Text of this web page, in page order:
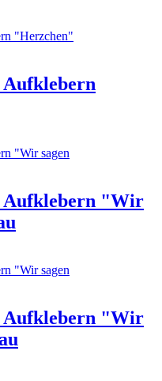
Aufklebern
Aufklebern "Wir
Aufklebern "Wir